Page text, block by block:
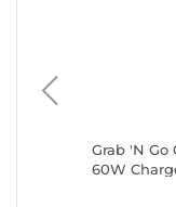
Grab 'N Go
60W